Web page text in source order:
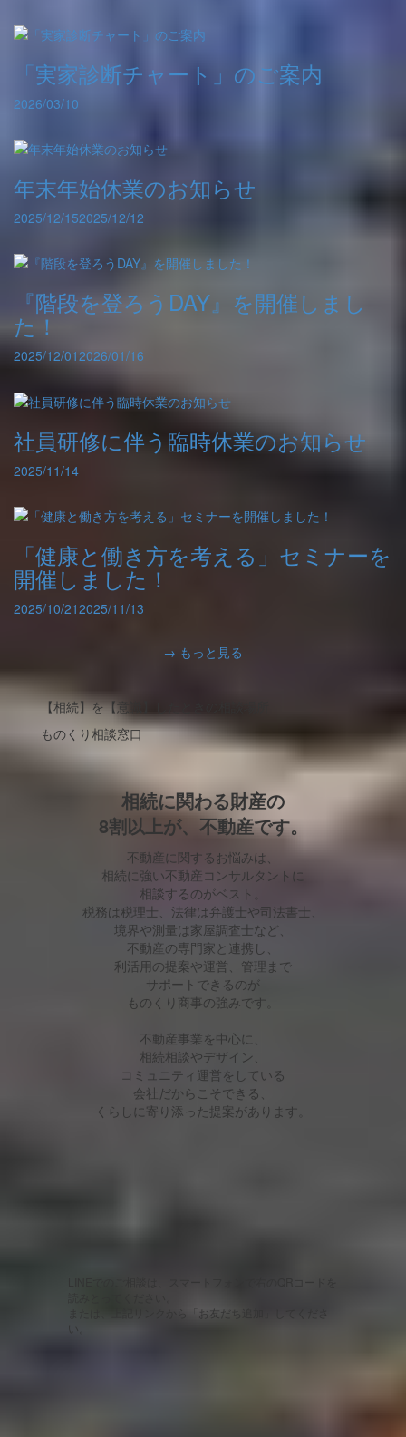
「実家診断チャート」のご案内
2026/03/10
年末年始休業のお知らせ
2025/12/152025/12/12
『階段を登ろうDAY』を開催しまし
た！
2025/12/012026/01/16
社員研修に伴う臨時休業のお知らせ
2025/11/14
「健康と働き方を考える」セミナーを
開催しました！
2025/10/212025/11/13
→ もっと見る
【相続】を【意識】したときの相談場所
ものくり相談窓口
相続に関わる財産の
8割以上が、不動産です。
不動産に関するお悩みは、
相続に強い不動産コンサルタントに
相談するのがベスト。
税務は税理士、法律は弁護士や司法書士、
境界や測量は家屋調査士など、
不動産の専門家と連携し、
利活用の提案や運営、管理まで
サポートできるのが
ものくり商事の強みです。
不動産事業を中心に、
相続相談やデザイン、
コミュニティ運営をしている
会社だからこそできる、
くらしに寄り添った提案があります。
または、上記リンクから「お友だち追加」してくださ
い。